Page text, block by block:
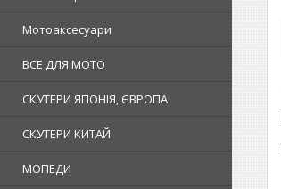
Мотоаксесуари
ВСЕ ДЛЯ МОТО
СКУТЕРИ ЯПОНІЯ, ЄВРОПА
СКУТЕРИ КИТАЙ
МОПЕДИ